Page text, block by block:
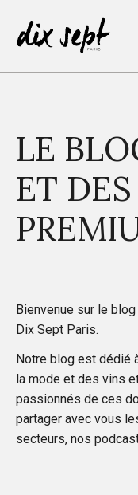
LE
ET
Bienvenue sur le
Dix Sept Paris.
Notre blog est dédié
la mode et des vins
passionnés de ces
partager avec vous
secteurs, nos